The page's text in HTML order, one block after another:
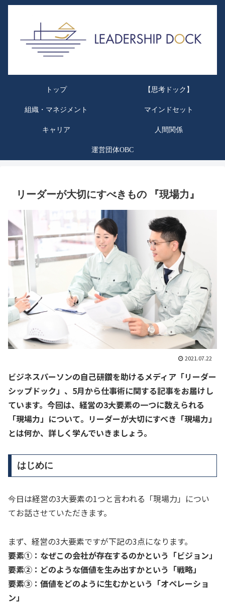
トップ 【思考ドック】
組織・マネジメント マインドセット
キャリア 人間関係
運営団体OBC
リーダーが大切にすべきもの 『現場力』
2021.07.22
ビジネスパーソンの自己研鑽を助けるメディア「リーダー
シップドック」、5月から仕事術に関する記事をお届けし
ています。今回は、経営の3大要素の一つに数えられる
「現場力」について。リーダーが大切にすべき「現場力」
とは何か、詳しく学んでいきましょう。
はじめに
今日は経営の3大要素の1つと言われる「現場力」につい
てお話させていただきます。
まず、経営の3大要素ですが下記の3点になります。
要素①：なぜこの会社が存在するのかという「ビジョン」
要素②：どのような価値を生み出すかという「戦略」
要素③：価値をどのように生むかという「オペレーショ
ン」